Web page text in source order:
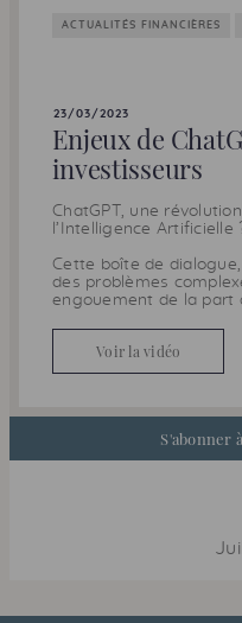
ACTUALITÉS FINANCIÈRES
23/03/2023
Enjeux de Chat
investisseurs
ChatGPT, une
l’Intelligence Artificielle
Cette boîte de
des problèmes
engouement de la part
Voir la vidéo
S'abonner